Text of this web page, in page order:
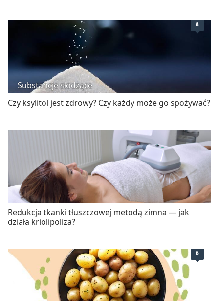
8
Substancje słodzące
Czy ksylitol jest zdrowy? Czy każdy może go spożywać?
Redukcja tkanki tłuszczowej metodą zimna — jak
działa kriolipoliza?
6